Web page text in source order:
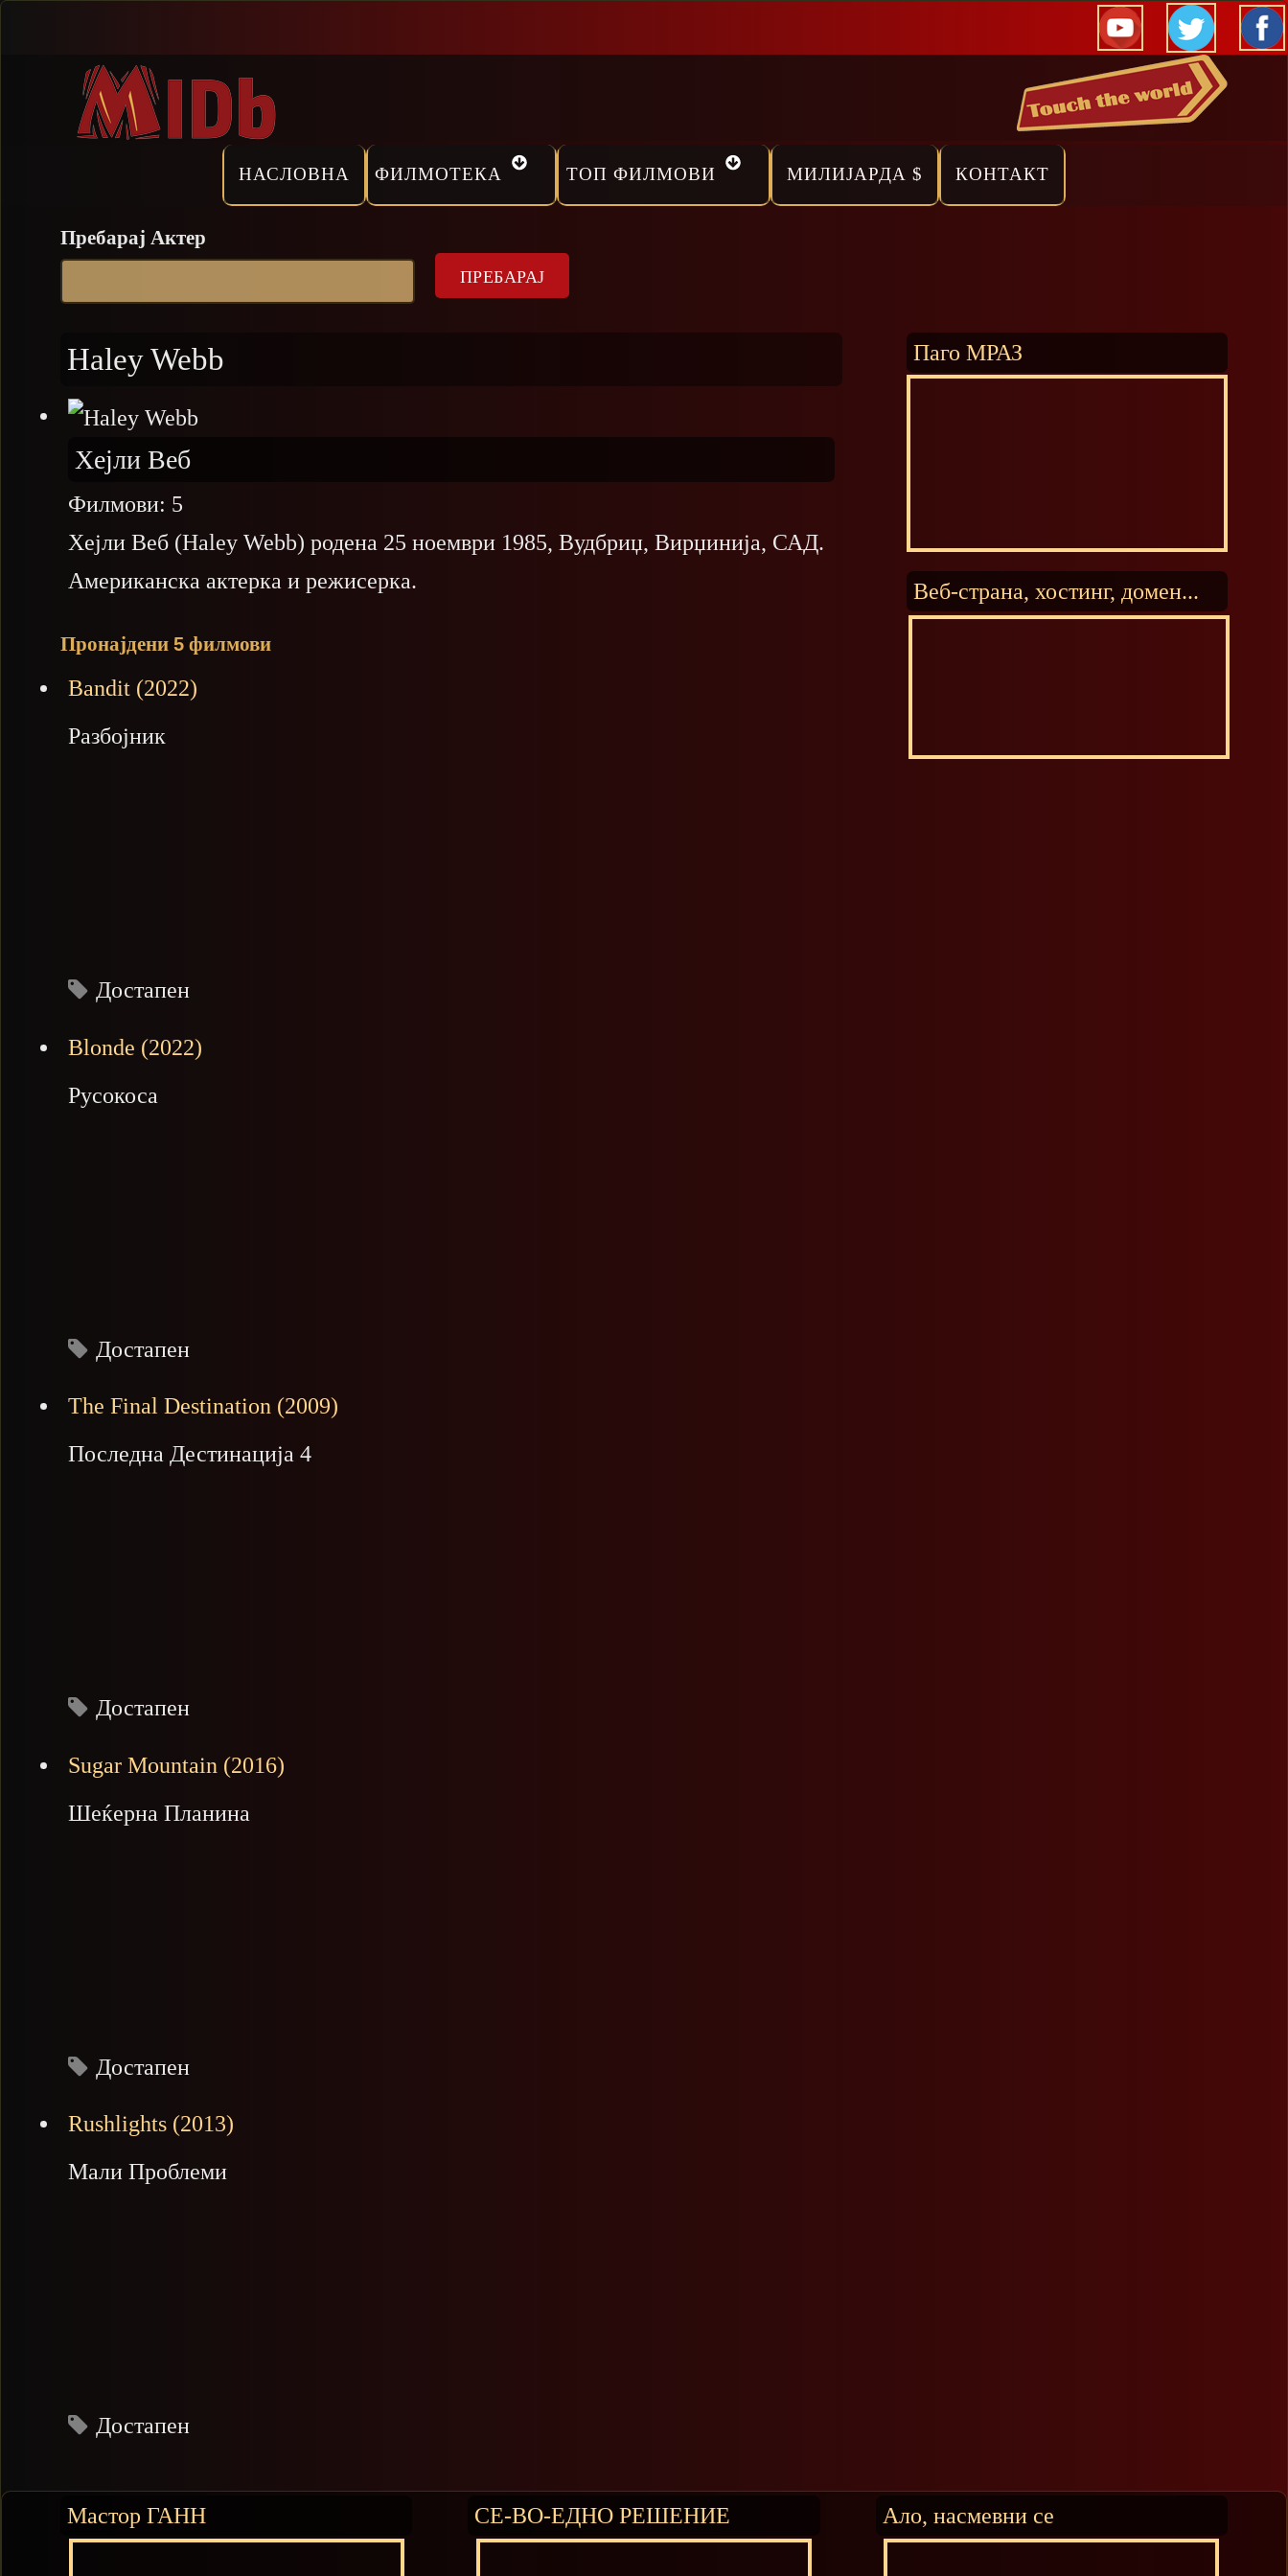
Прескокни
НАСЛОВНА ФИЛМОТЕКА ТОП ФИЛМОВИ МИЛИЈАРДА $ КОНТАКТ
Пребарај Актер
Haley Webb
Хејли Веб
Филмови: 5
Хејли Веб (Haley Webb) родена 25 ноември 1985, Вудбриџ, Вирџинија, САД.
Американска актерка и режисерка.
Пронајдени 5 филмови
Bandit (2022)
Разбојник
Достапен
Blonde (2022)
Русокоса
Достапен
The Final Destination (2009)
Последна Дестинација 4
Достапен
Sugar Mountain (2016)
Шеќерна Планина
Достапен
Rushlights (2013)
Мали Проблеми
Достапен
Паго МРАЗ
Веб-страна, хостинг, домен...
Мастор ГАНН СЕ-ВО-ЕДНО РЕШЕНИЕ Ало, насмевни се